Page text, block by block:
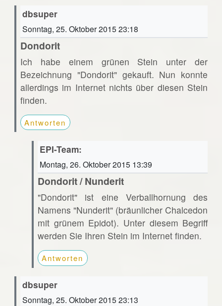
dbsuper
Sonntag, 25. Oktober 2015 23:18
Dondorit
Ich habe einem grünen Stein unter der
Bezeichnung "Dondorit" gekauft. Nun konnte
allerdings im Internet nichts über diesen Stein
finden.
Antworten
EPI-Team:
Montag, 26. Oktober 2015 13:39
Dondorit / Nunderit
"Dondorit" ist eine Verballhornung des
Namens "Nunderit" (bräunlicher Chalcedon
mit grünem Epidot). Unter diesem Begriff
werden Sie Ihren Stein im Internet finden.
Antworten
dbsuper
Sonntag, 25. Oktober 2015 23:13